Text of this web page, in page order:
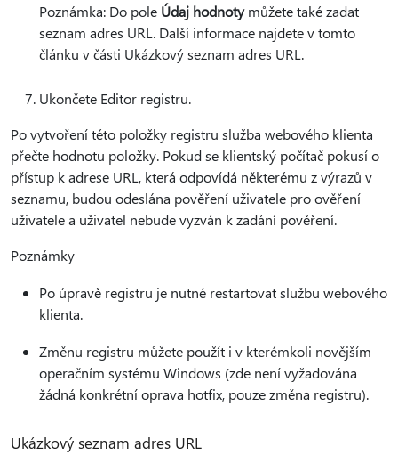
Poznámka: Do pole Údaj hodnotymůžete také zadat
seznam adres URL. Další informace najdete v tomto
článku v části Ukázkový seznam adres URL.
Ukončete Editor registru.
Po vytvoření této položky registru služba webového klienta
přečte hodnotu položky. Pokud se klientský počítač pokusí o
přístup k adrese URL, která odpovídá některému z výrazů v
seznamu, budou odeslána pověření uživatele pro ověření
uživatele a uživatel nebude vyzván k zadání pověření.
Poznámky
Po úpravě registru je nutné restartovat službu webového
klienta.
Změnu registru můžete použít i v kterémkoli novějším
operačním systému Windows (zde není vyžadována
žádná konkrétní oprava hotfix, pouze změna registru).
Ukázkový seznam adres URL